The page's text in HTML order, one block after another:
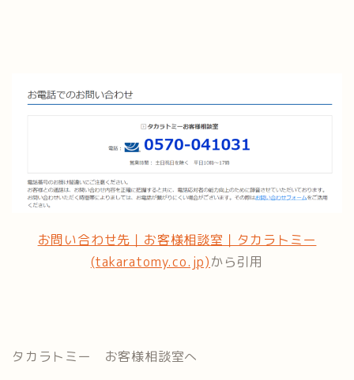
お問い合わせ先｜お客様相談室｜タカラトミー
(takaratomy.co.jp)から引用
タカラトミー お客様相談室へ